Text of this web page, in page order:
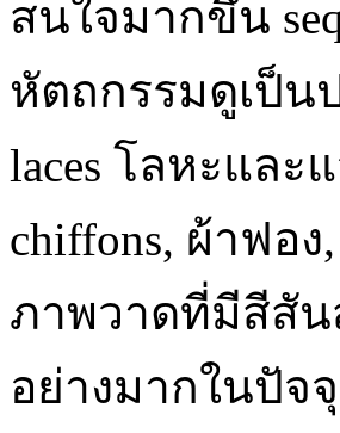
สนใจมากขึ้น
หัตถกรรมดูเป็น
laces โลหะแล
chiffons, ผ้าฟอ
ภาพวาดที่มีสีสัน
อย่างมากในปัจ